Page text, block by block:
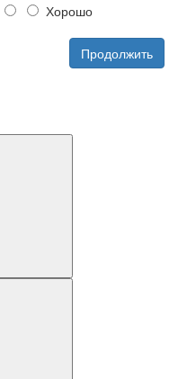
Хорошо
Продолжить